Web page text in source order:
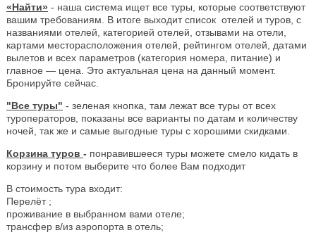
«Найти» - наша система ищет все туры, которые соответствуют
вашим требованиям. В итоге выходит список отелей и туров, с
названиями отелей, категорией отелей, отзывами на отели,
картами месторасположения отелей, рейтингом отелей, датами
вылетов и всех параметров (категория номера, питание) и
главное — цена. Это актуальная цена на данный момент.
Бронируйте сейчас.
"Все туры" - зеленая кнопка, там лежат все туры от всех
туроператоров, показаны все варианты по датам и количеству
ночей, так же и самые выгодные туры с хорошими скидками.
Корзина туров - понравившееся туры можете смело кидать в
корзину и потом выберите что более Вам подходит
В стоимость тура входит:
Перелёт ;
проживание в выбранном вами отеле;
трансфер в/из аэропорта в отель;